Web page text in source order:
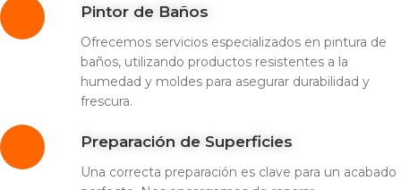
Pintor de Baños
Ofrecemos servicios especializados en pintura de
baños, utilizando productos resistentes a la
humedad y moldes para asegurar durabilidad y
frescura.
Preparación de Superficies
Una correcta preparación es clave para un acabado